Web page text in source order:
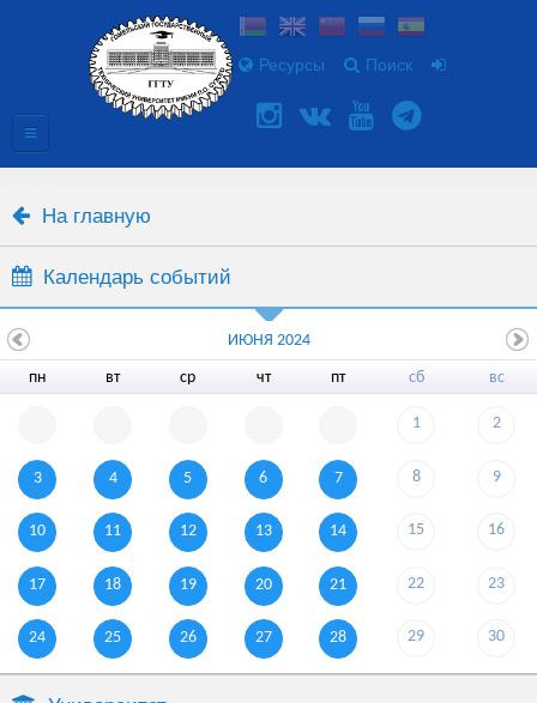
Ресурсы Поиск
На главную
Календарь событий
пн вт ср чт пт сб вс
1 2
3 4 5 6 7 8 9
10 11 12 13 14 15 16
17 18 19 20 21 22 23
24 25 26 27 28 29 30
ИЮНЯ 2024